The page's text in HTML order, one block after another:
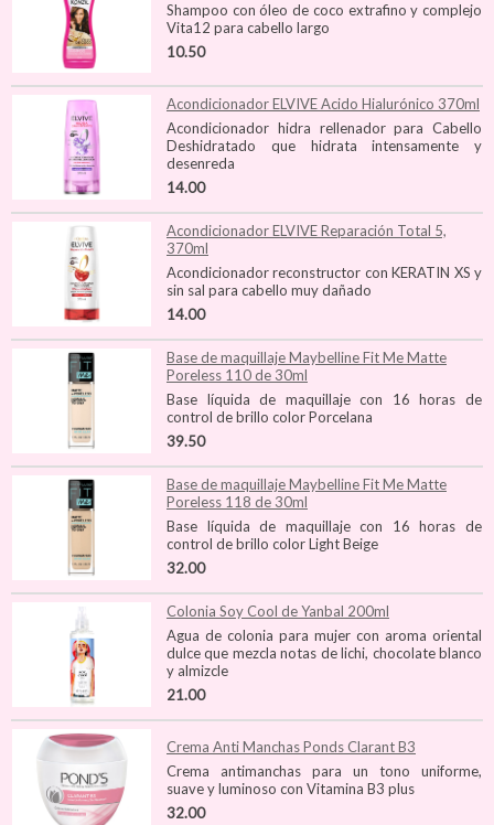
Shampoo con óleo de coco extrafino y complejo
Vita12 para cabello largo
10.50
Acondicionador ELVIVE Acido Hialurónico 370ml
Acondicionador hidra rellenador para Cabello
Deshidratado que hidrata intensamente y
desenreda
14.00
Acondicionador ELVIVE Reparación Total 5,
370ml
Acondicionador reconstructor con KERATIN XS y
sin sal para cabello muy dañado
14.00
Base de maquillaje Maybelline Fit Me Matte
Poreless 110 de 30ml
Base líquida de maquillaje con 16 horas de
control de brillo color Porcelana
39.50
Base de maquillaje Maybelline Fit Me Matte
Poreless 118 de 30ml
Base líquida de maquillaje con 16 horas de
control de brillo color Light Beige
32.00
Colonia Soy Cool de Yanbal 200ml
Agua de colonia para mujer con aroma oriental
dulce que mezcla notas de lichi, chocolate blanco
y almizcle
21.00
Crema Anti Manchas Ponds Clarant B3
Crema antimanchas para un tono uniforme,
suave y luminoso con Vitamina B3 plus
32.00